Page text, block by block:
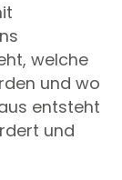
welche
und wo
entsteht
und